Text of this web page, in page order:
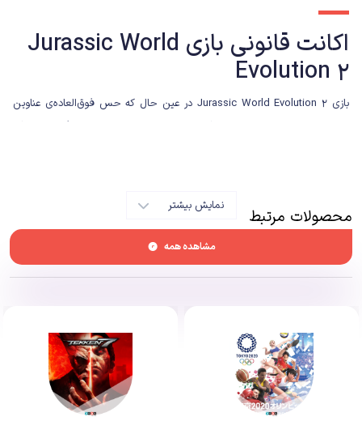
اکانت قانونی بازی Jurassic World
Evolution 2
بازی Jurassic World Evolution 2 در عین حال که حس فوق‌العاده‌ی عناوین
پیشین مجموعه‌ی خود را القا می‌کند، حاوی محتواهای منحصر به فردی است که
نمایش بیشتر محصولات مرتبط
مشاهده همه